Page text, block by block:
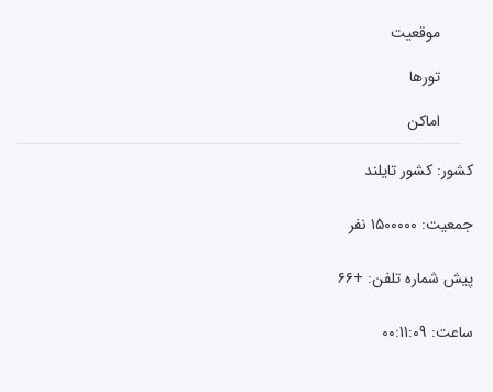
موقعیت
تورها
اماکن
کشور: کشور تایلند
جمعیت: ۱۵۰۰۰۰۰ نفر
پیش شماره تلفن: +۶۶
ساعت: 00:11:09